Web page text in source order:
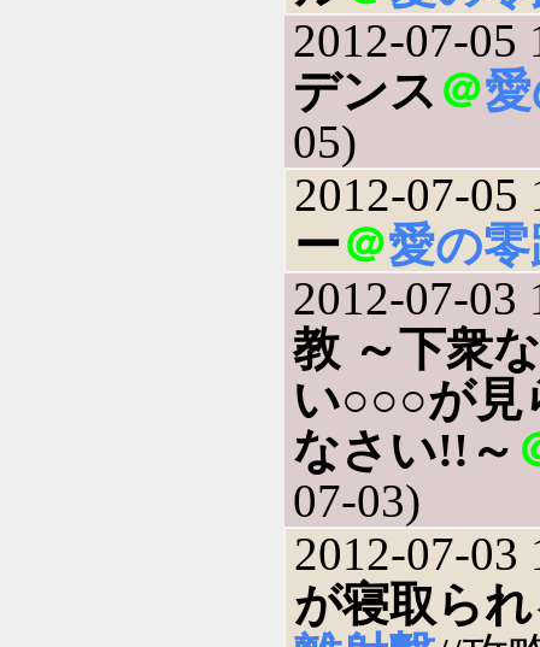
2012-07-05
デンス ＠
05)
2012-07-05
ー＠愛の
2012-07-03
教 ～下衆
い○○○が見
なさい!!～
07-03)
2012-07-03
が寝取ら